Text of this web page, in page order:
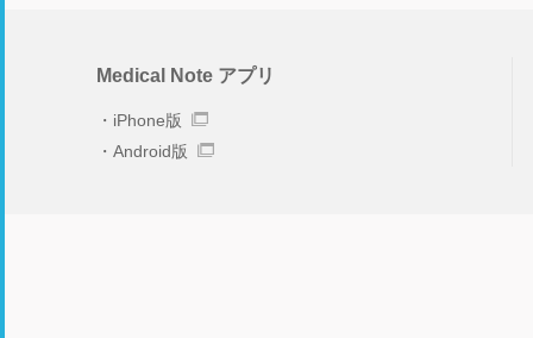
Medical Note アプリ
iPhone版
Android版